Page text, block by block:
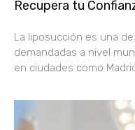
Recupera tu
La liposucción es una
demandadas a nivel
en ciudades como